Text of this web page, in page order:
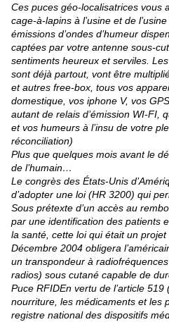
Ces puces géo-localisatrices vous
cage-à-lapins à l’usine et de
émissions d’ondes d’humeur
captées par votre antenne sous-
sentiments heureux et serviles.
sont déjà partout, vont être
et autres free-box, tous vos
domestique, vos iphone V, vos
autant de relais d’émission WI-FI,
et vos humeurs à l’insu de votre
réconciliation)
Plus que quelques mois avant le
de l’humain…
Le congrès des États-Unis
d’adopter une loi (HR 3200) qui
Sous prétexte d’un accès au
par une identification des patients
la santé, cette loi qui était un
Décembre 2004 obligera
un transpondeur à
radios) sous cutané capable de
Puce RFIDEn vertu de l’article
nourriture, les médicaments et les
registre national des dispositifs